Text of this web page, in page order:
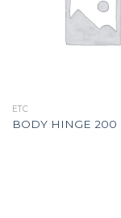
ETC
BODY HINGE 200